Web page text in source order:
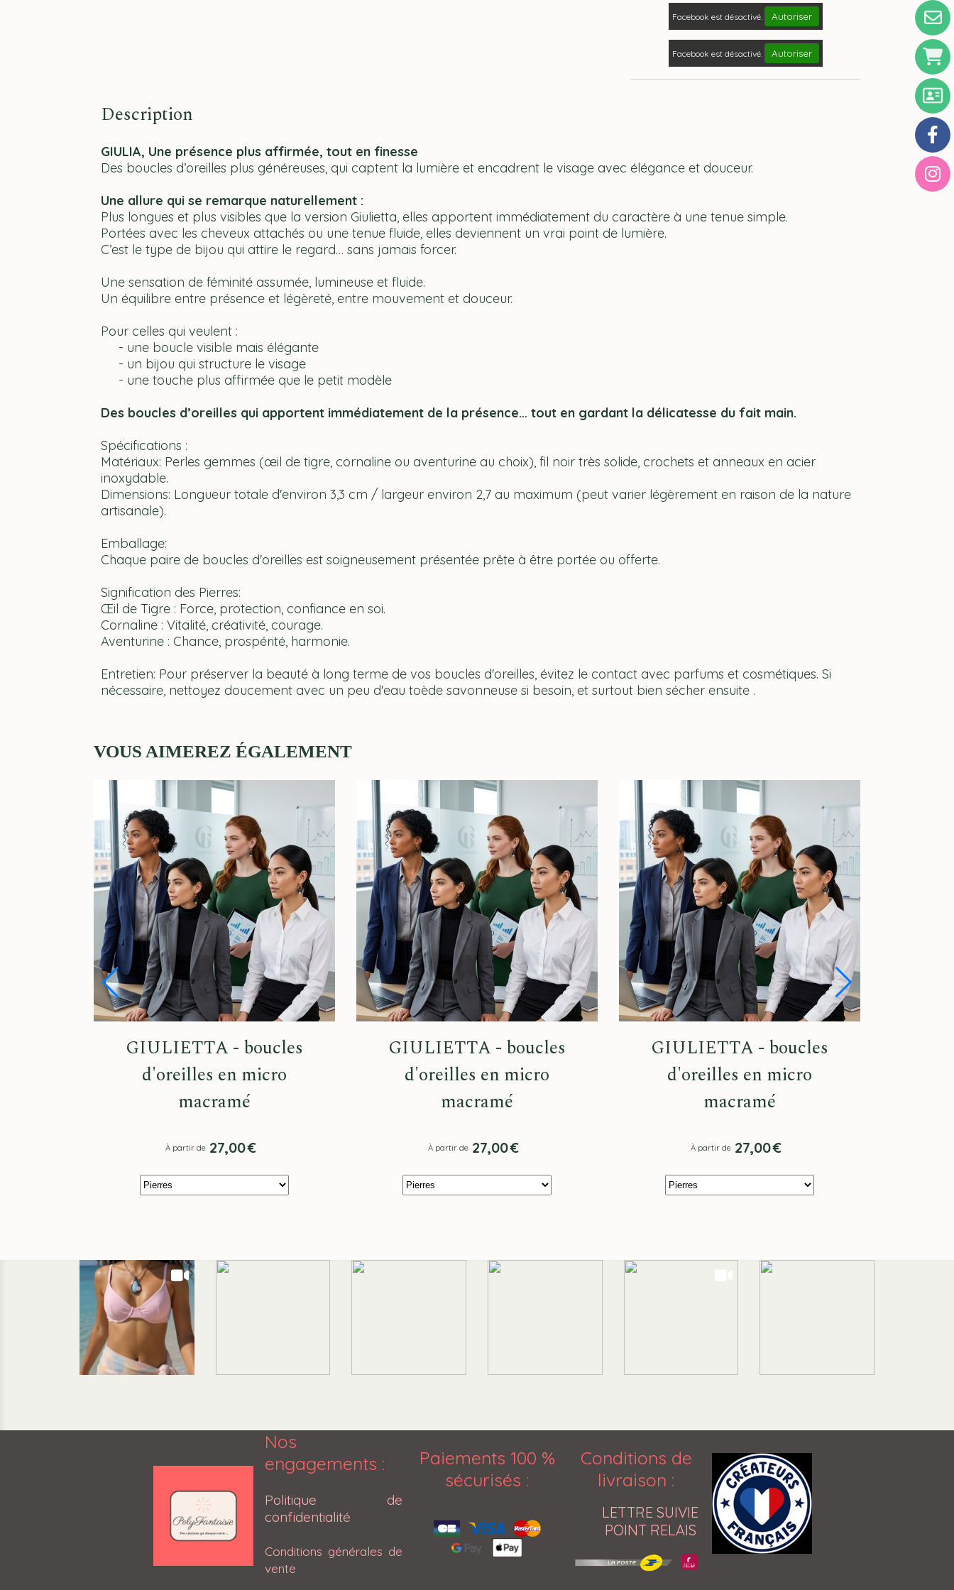
Facebook est désactivé. Autoriser
Facebook est désactivé. Autoriser
Description
GIULIA, Une présence plus affirmée, tout en finesse
Des boucles d’oreilles plus généreuses, qui captent la lumière et encadrent le visage avec élégance et douceur.
Une allure qui se remarque naturellement :
Plus longues et plus visibles que la version Giulietta, elles apportent immédiatement du caractère à une tenue simple.
Portées avec les cheveux attachés ou une tenue fluide, elles deviennent un vrai point de lumière.
C’est le type de bijou qui attire le regard… sans jamais forcer.
Une sensation de féminité assumée, lumineuse et fluide.
Un équilibre entre présence et légèreté, entre mouvement et douceur.
Pour celles qui veulent :
- une boucle visible mais élégante
- un bijou qui structure le visage
- une touche plus affirmée que le petit modèle
Des boucles d’oreilles qui apportent immédiatement de la présence… tout en gardant la délicatesse du fait main.
Spécifications :
Matériaux: Perles gemmes (œil de tigre, cornaline ou aventurine au choix), fil noir très solide, crochets et anneaux en acier
inoxydable.
Dimensions: Longueur totale d'environ 3,3 cm / largeur environ 2,7 au maximum (peut varier légèrement en raison de la nature
artisanale).
Emballage:
Chaque paire de boucles d'oreilles est soigneusement présentée prête à être portée ou offerte.
Signification des Pierres:
Œil de Tigre : Force, protection, confiance en soi.
Cornaline : Vitalité, créativité, courage.
Aventurine : Chance, prospérité, harmonie.
Entretien: Pour préserver la beauté à long terme de vos boucles d'oreilles, évitez le contact avec parfums et cosmétiques. Si
nécessaire, nettoyez doucement avec un peu d'eau toède savonneuse si besoin, et surtout bien sécher ensuite .
VOUS AIMEREZ ÉGALEMENT
GIULIETTA - boucles
d'oreilles en micro
macramé
À partir de 27,00€
GIULIETTA - boucles
d'oreilles en micro
macramé
À partir de 27,00€
GIULIETTA - boucles
d'oreilles en micro
macramé
À partir de 27,00€
Nos
engagements :
Politique de
confidentialité
Conditions générales de
vente
Paiements 100 %
sécurisés :
Conditions de
livraison :
LETTRE SUIVIE
POINT RELAIS